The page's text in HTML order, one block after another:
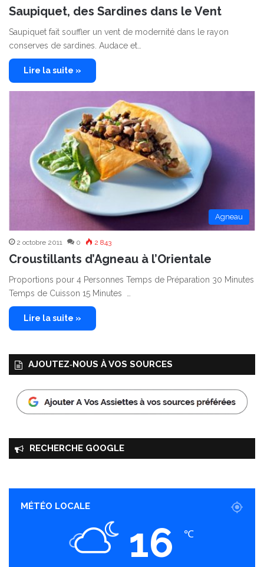
Saupiquet, des Sardines dans le Vent
Saupiquet fait souffler un vent de modernité dans le rayon
conserves de sardines. Audace et…
Lire la suite »
Agneau
2 octobre 2011 0 2 843
Croustillants d’Agneau à l’Orientale
Proportions pour 4 Personnes Temps de Préparation 30 Minutes
Temps de Cuisson 15 Minutes …
Lire la suite »
AJOUTEZ‑NOUS À VOS SOURCES
RECHERCHE GOOGLE
MÉTÉO LOCALE
16 ℃